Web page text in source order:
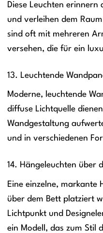
Diese Leuchten
und verleihen dem
sind oft mit mehreren
versehen, die für ein
13. Leuchtende
Moderne, leuchtende
diffuse Lichtquelle
Wandgestaltung
und in verschiedenen
14. Hängeleuchten über
Eine einzelne, markante
über dem Bett platziert
Lichtpunkt und
ein Modell, das zum Stil